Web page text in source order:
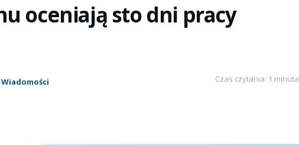
oceniają sto dni pracy
Wiadomości Czas czytania: 1 minuta